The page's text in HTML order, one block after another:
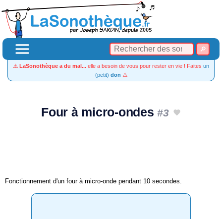
⚠️ LaSonothèque a du mal... elle a besoin de vous pour rester en vie ! Faites un
(petit) don ⚠️
Four à micro-ondes#3
Fonctionnement d'un four à micro-onde pendant 10 secondes.